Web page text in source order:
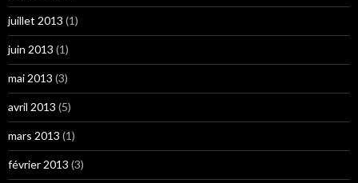
juillet 2013 (1)
juin 2013 (1)
mai 2013 (3)
avril 2013 (5)
mars 2013 (1)
février 2013 (3)